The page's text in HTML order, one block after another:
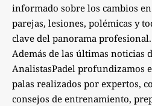
informado sobre los cambios
parejas, lesiones, polémicas y
clave del panorama profesional.
Además de las últimas noticias
AnalistasPadel profundizamos
palas realizados por expertos,
consejos de entrenamiento,